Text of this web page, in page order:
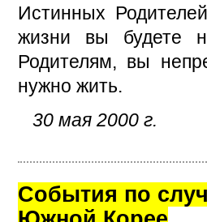
Истинных
жизни вы будете
Родителям, вы
нужно жить.
30 мая 2000 г.
Cобытия по